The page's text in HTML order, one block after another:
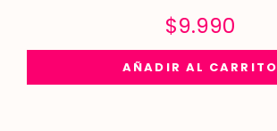
$9.990
AÑADIR AL CARRITO